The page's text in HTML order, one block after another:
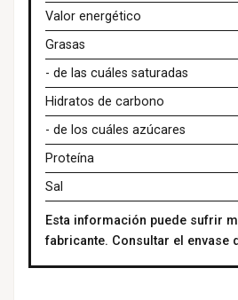
Valor energético
Grasas
- de las cuáles saturadas
Hidratos de carbono
- de los cuáles azúcares
Proteína
Sal
Esta información puede sufrir
fabricante. Consultar el envase